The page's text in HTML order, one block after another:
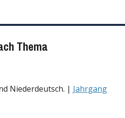
Thema
Niederdeutsch. | Jahrgang